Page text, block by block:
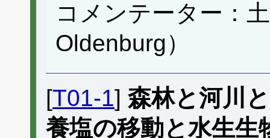
コメンテーター：
Oldenburg）
[T01-1] 森林と河川
養塩の移動と水生生